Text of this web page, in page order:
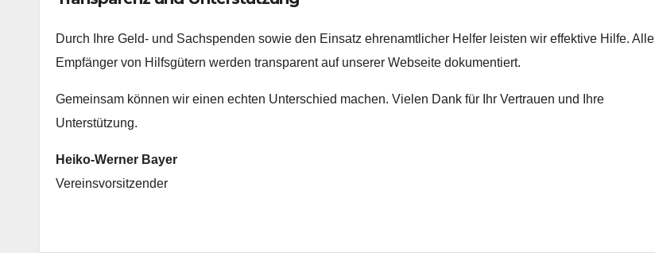
​Durch Ihre Geld- und Sachspenden sowie den Einsatz ehrenamtlicher Helfer leisten wir effektive Hilfe. Alle
Empfänger von Hilfsgütern werden transparent auf unserer Webseite dokumentiert.
​Gemeinsam können wir einen echten Unterschied machen. Vielen Dank für Ihr Vertrauen und Ihre
Unterstützung.
Heiko-Werner Bayer
Vereinsvorsitzender